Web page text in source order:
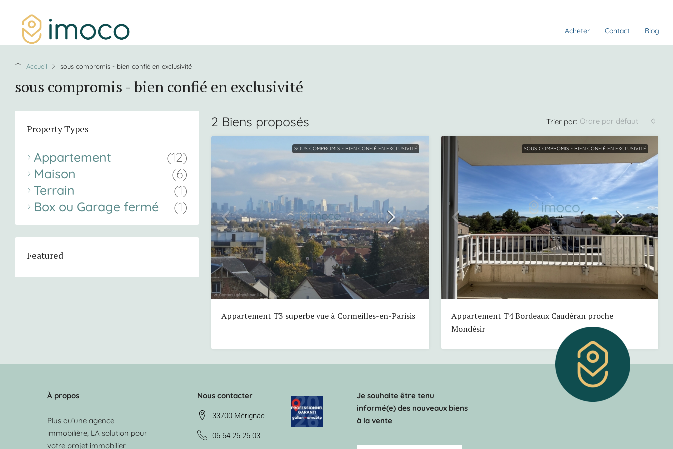
Acheter Contact Blog
Accueil sous compromis - bien confié en exclusivité
sous compromis - bien confié en exclusivité
2 Biens proposés Trier par: Ordre par défaut
SOUS COMPROMIS - BIEN CONFIÉ EN EXCLUSIVITÉ
Appartement T3 superbe vue à Cormeilles-en-Parisis
SOUS COMPROMIS - BIEN CONFIÉ EN EXCLUSIVITÉ
Appartement T4 Bordeaux Caudéran proche
Mondésir
Property Types
Appartement
(12)
Maison
(6)
Terrain
(1)
Box ou Garage fermé
(1)
Featured
À propos
Plus qu’une agence
immobilière, LA solution pour
votre projet immobilier
Nous contacter
33700 Mérignac
06 64 26 26 03
Je souhaite être tenu
informé(e) des nouveaux biens
à la vente